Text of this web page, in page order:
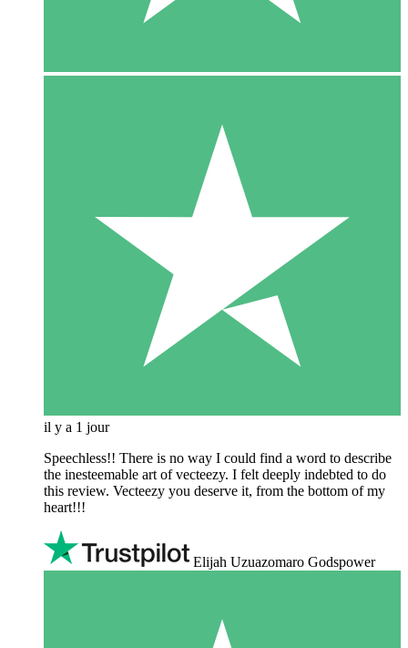
il y a 1 jour
Speechless!! There is no way I could find a word to describe
the inesteemable art of vecteezy. I felt deeply indebted to do
this review. Vecteezy you deserve it, from the bottom of my
heart!!!
Elijah Uzuazomaro Godspower